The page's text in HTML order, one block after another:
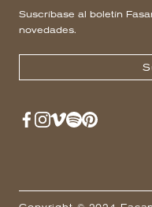
Suscríbase al boletín
novedades.